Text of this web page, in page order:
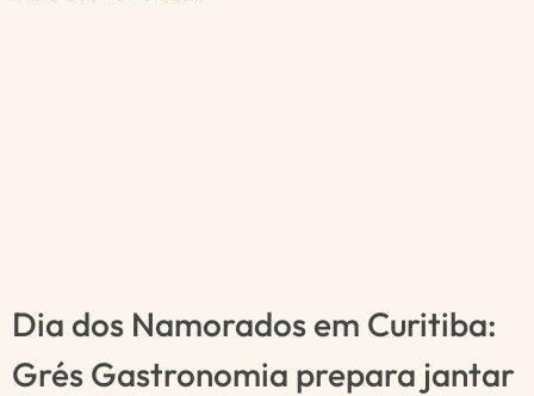
Dia dos Namorados em Curitiba:
Grés Gastronomia prepara jantar